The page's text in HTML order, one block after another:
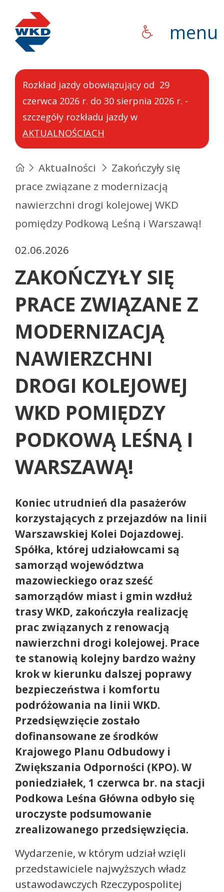
WKD menu
Rozkład jazdy obowiązujący od 29
czerwca 2026 r. do 30 sierpnia 2026 r. -
szczegóły rozkładu jazdy w
AKTUALNOŚCIACH
Aktualności
Zakończyły się
prace związane z modernizacją
nawierzchni drogi kolejowej WKD
pomiędzy Podkową Leśną i Warszawą!
02.06.2026
ZAKOŃCZYŁY SIĘ
PRACE ZWIĄZANE Z
MODERNIZACJĄ
NAWIERZCHNI
DROGI KOLEJOWEJ
WKD POMIĘDZY
PODKOWĄ LEŚNĄ I
WARSZAWĄ!
Koniec utrudnień dla pasażerów
korzystających z przejazdów na linii
Warszawskiej Kolei Dojazdowej.
Spółka, której udziałowcami są
samorząd województwa
mazowieckiego oraz sześć
samorządów miast i gmin wzdłuż
trasy WKD, zakończyła realizację
prac związanych z renowacją
nawierzchni drogi kolejowej. Prace
te stanowią kolejny bardzo ważny
krok w kierunku dalszej poprawy
bezpieczeństwa i komfortu
podróżowania na linii WKD.
Przedsięwzięcie zostało
dofinansowane ze środków
Krajowego Planu Odbudowy i
Zwiększania Odporności (KPO). W
poniedziałek, 1 czerwca br. na stacji
Podkowa Leśna Główna odbyło się
uroczyste podsumowanie
zrealizowanego przedsięwzięcia.
Wydarzenie, w którym udział wzięli
przedstawiciele najwyższych władz
ustawodawczych Rzeczypospolitej